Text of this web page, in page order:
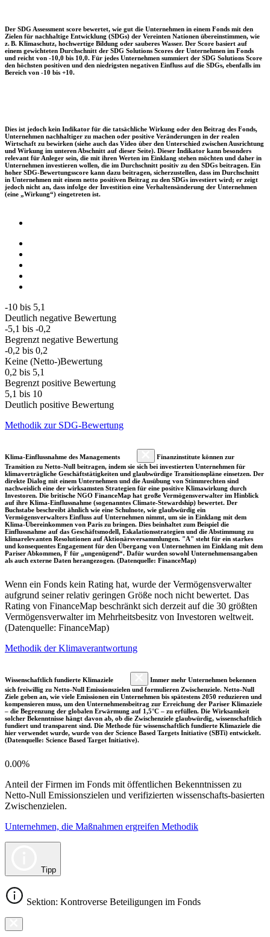
Der SDG Assessment score bewertet, wie gut die Unternehmen in einem Fonds mit den
Zielen für nachhaltige Entwicklung (SDGs) der Vereinten Nationen übereinstimmen, wie
z. B. Klimaschutz, hochwertige Bildung oder sauberes Wasser. Der Score basiert auf
einem gewichteten Durchschnitt der SDG Solutions Scores der Unternehmen im Fonds
und reicht von -10,0 bis 10,0. Für jedes Unternehmen summiert der SDG Solutions Score
den höchsten positiven und den niedrigsten negativen Einfluss auf die SDGs, ebenfalls im
Bereich von -10 bis +10.
Dies ist jedoch kein Indikator für die tatsächliche Wirkung oder den Beitrag des Fonds,
Unternehmen nachhaltiger zu machen oder positive Veränderungen in der realen
Wirtschaft zu bewirken (siehe auch das Video über den Unterschied zwischen Ausrichtung
und Wirkung im unteren Abschnitt auf dieser Seite). Dieser Indikator kann besonders
relevant für Anleger sein, die mit ihren Werten im Einklang stehen möchten und daher in
Unternehmen investieren wollen, die im Durchschnitt positiv zu den SDGs beitragen. Ein
hoher SDG-Bewertungsscore kann dazu beitragen, sicherzustellen, dass im Durchschnitt
in Unternehmen mit einem netto positiven Beitrag zu den SDGs investiert wird; er zeigt
jedoch nicht an, dass infolge der Investition eine Verhaltensänderung der Unternehmen
(eine „Wirkung“) eingetreten ist.
-10 bis 5,1
Deutlich negative Bewertung
-5,1 bis -0,2
Begrenzt negative Bewertung
-0,2 bis 0,2
Keine (Netto-)Bewertung
0,2 bis 5,1
Begrenzt positive Bewertung
5,1 bis 10
Deutlich positive Bewertung
Methodik zur SDG-Bewertung
Klima-Einflussnahme des Managements
Finanzinstitute können zur
Transition zu Netto-Null beitragen, indem sie sich bei investierten Unternehmen für
klimaverträgliche Geschäftstätigkeiten und glaubwürdige Transitionspläne einsetzen. Der
direkte Dialog mit einem Unternehmen und die Ausübung von Stimmrechten sind
nachweislich eine der wirksamsten Strategien für eine positive Klimawirkung durch
Investoren. Die britische NGO FinanceMap hat große Vermögensverwalter im Hinblick
auf ihre Klima-Einflussnahme (sogenanntes Climate-Stewardship) bewertet. Der
Buchstabe beschreibt ähnlich wie eine Schulnote, wie glaubwürdig ein
Vermögensverwalters Einfluss auf Unternehmen nimmt, um sie in Einklang mit dem
Klima-Übereinkommen von Paris zu bringen. Dies beinhaltet zum Beispiel die
Einflussnahme auf das Geschäftsmodell, Eskalationsstrategien und die Abstimmung zu
klimarelevanten Resolutionen auf Aktionärsversammlungen. "A" steht für ein starkes
und konsequentes Engagement für den Übergang von Unternehmen im Einklang mit dem
Pariser Abkommen, F für „ungenügend“. Dafür wurden sowohl Unternehmensangaben
als auch externe Daten herangezogen. (Datenquelle: FinanceMap)
Wenn ein Fonds kein Rating hat, wurde der Vermögensverwalter
aufgrund seiner relativ geringen Größe noch nicht bewertet. Das
Rating von FinanceMap beschränkt sich derzeit auf die 30 größten
Vermögensverwalter im Mehrheitsbesitz von Investoren weltweit.
(Datenquelle: FinanceMap)
Methodik der Klimaverantwortung
Wissenschaftlich fundierte Klimaziele
Immer mehr Unternehmen bekennen
sich freiwillig zu Netto-Null Emissionszielen und formulieren Zwischenziele. Netto-Null
Ziele geben an, wie viele Emissionen ein Unternehmen bis spätestens 2050 reduzieren und
kompensieren muss, um den Unternehmensbeitrag zur Erreichung der Pariser Klimaziele
– die Begrenzung der globalen Erwärmung auf 1,5°C – zu erfüllen. Die Wirksamkeit
solcher Bekenntnisse hängt davon ab, ob die Zwischenziele glaubwürdig, wissenschaftlich
fundiert und transparent sind. Die Methode für wissenschaftlich fundierte Klimaziele die
hier verwendet wurde, wurde von der Science Based Targets Initiative (SBTi) entwickelt.
(Datenquelle: Science Based Target Initiative).
0.00%
Anteil der Firmen im Fonds mit öffentlichen Bekenntnissen zu
Netto-Null Emissionszielen und verifizierten wissenschafts-basierten
Zwischenzielen.
Unternehmen, die Maßnahmen ergreifen Methodik
Tipp
Sektion: Kontroverse Beteiligungen im Fonds